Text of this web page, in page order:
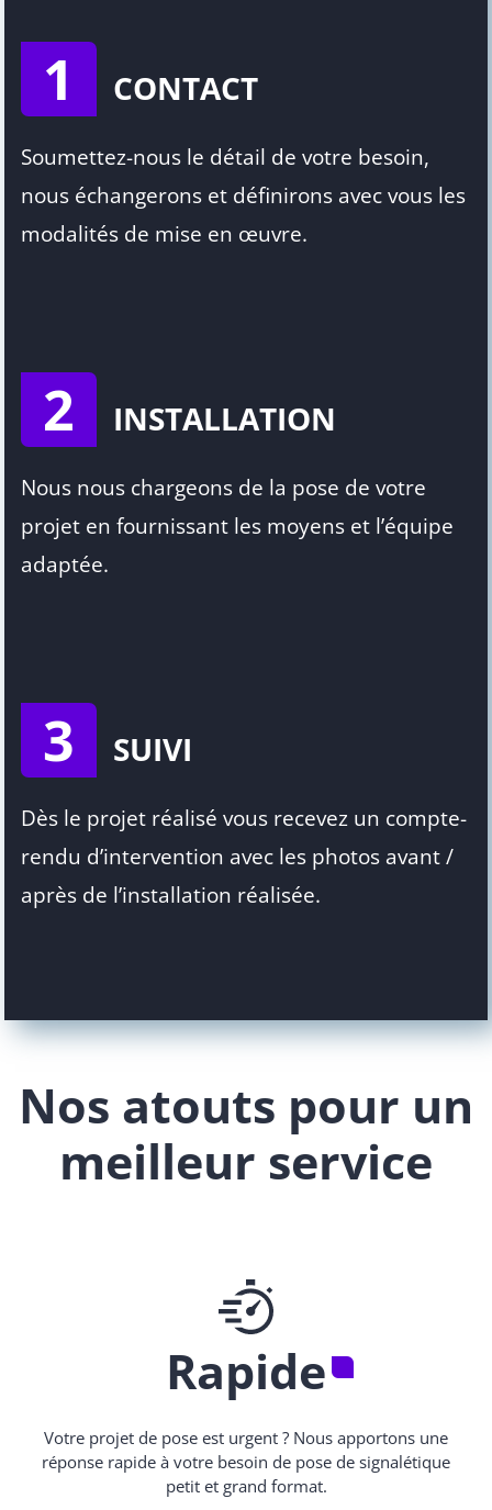
1 CONTACT
Soumettez-nous le détail de votre besoin,
nous échangerons et définirons avec vous les
modalités de mise en œuvre.
2 INSTALLATION
Nous nous chargeons de la pose de votre
projet en fournissant les moyens et l’équipe
adaptée.
3 SUIVI
Dès le projet réalisé vous recevez un compte-
rendu d’intervention avec les photos avant /
après de l’installation réalisée.
Nos atouts pour un
meilleur service
Rapide
Votre projet de pose est urgent ? Nous apportons une
réponse rapide à votre besoin de pose de signalétique
petit et grand format.